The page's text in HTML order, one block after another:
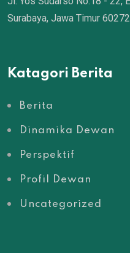
Surabaya, Jawa Timur 60272
Katagori Berita
Berita
Dinamika Dewan
Perspektif
Profil Dewan
Uncategorized